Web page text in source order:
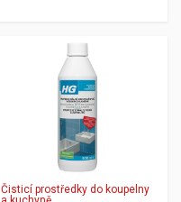
Čisticí prostředky do koupelny